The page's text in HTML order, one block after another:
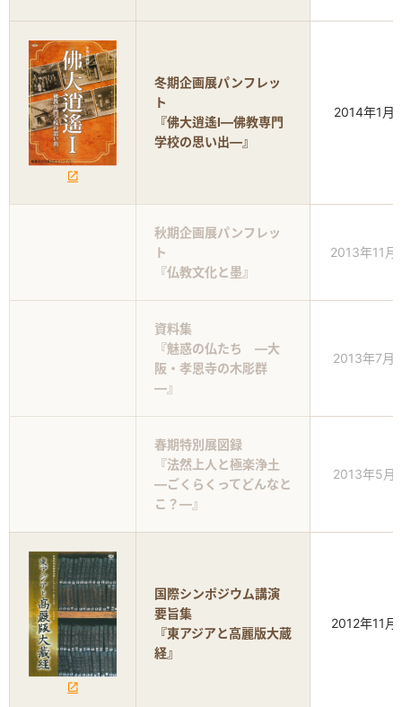
冬期企画展パンフレッ
ト
『佛大逍遙I―佛教専門
学校の思い出―』
2014年1月
秋期企画展パンフレッ
ト
『仏教文化と墨』
2013年11月
資料集
『魅惑の仏たち ―大
阪・孝恩寺の木彫群
―』
2013年7月
春期特別展図録
『法然上人と極楽浄土
―ごくらくってどんなと
こ？―』
2013年5月
国際シンポジウム講演
要旨集
『東アジアと高麗版大蔵
経』
2012年11月